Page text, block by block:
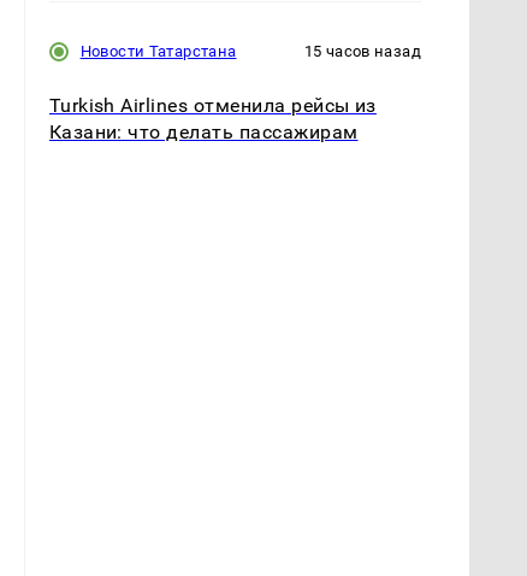
Новости Татарстана 15 часов назад
Turkish Airlines отменила рейсы из
Казани: что делать пассажирам